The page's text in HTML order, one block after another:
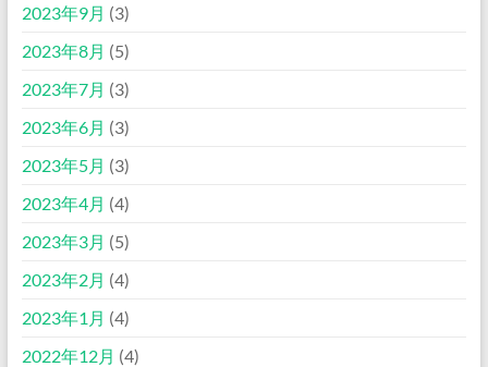
2023年9月 (3)
2023年8月 (5)
2023年7月 (3)
2023年6月 (3)
2023年5月 (3)
2023年4月 (4)
2023年3月 (5)
2023年2月 (4)
2023年1月 (4)
2022年12月 (4)